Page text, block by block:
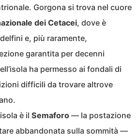
Gorgona si trova nel cuore
dei Cetacei, dove è
e, più raramente,
garantita per decenni
ha permesso ai fondali di
difficili da trovare altrove
è il Semaforo — la postazione
abbandonata sulla sommità —